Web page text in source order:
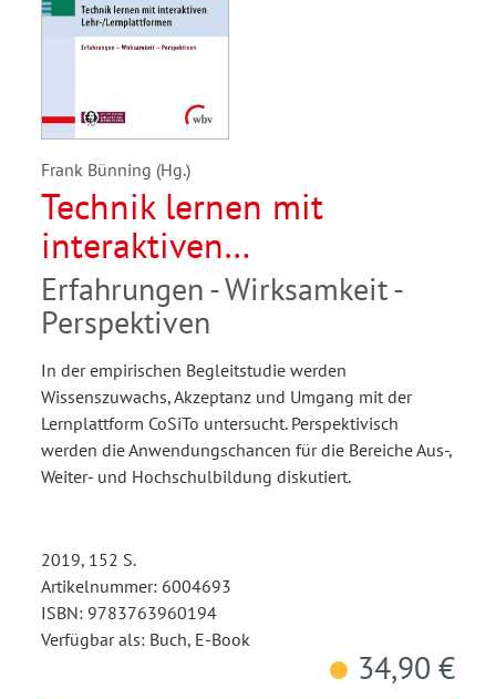
Frank Bünning (Hg.)
Technik lernen mit
interaktiven
Lehr-/Lernplattformen
Erfahrungen - Wirksamkeit -
Perspektiven
In der empirischen Begleitstudie werden
Wissenszuwachs, Akzeptanz und Umgang mit der
Lernplattform CoSiTo untersucht. Perspektivisch
werden die Anwendungschancen für die Bereiche Aus-,
Weiter- und Hochschulbildung diskutiert.
2019, 152 S.
Artikelnummer: 6004693
ISBN: 9783763960194
Verfügbar als: Buch, E-Book
34,90 €